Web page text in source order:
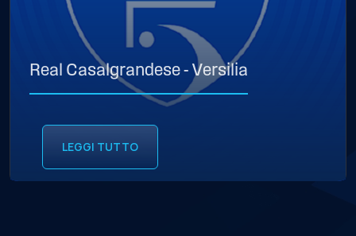
Real Casalgrandese - Versilia
LEGGI TUTTO